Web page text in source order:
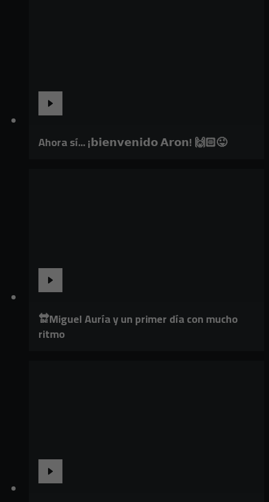
Ahora sí... ¡𝗯𝗶𝗲𝗻𝘃𝗲𝗻𝗶𝗱𝗼 𝗔𝗿𝗼𝗻! 🙌🏻😜
🔛Miguel Auría y un primer día con mucho
ritmo